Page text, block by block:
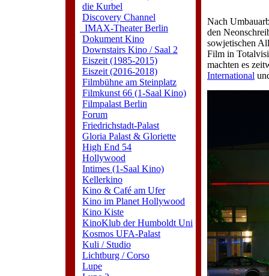
die Kurbel
Discovery Channel
IMAX-Theater Berlin
Dokument Kino
Downstairs Kino / Saal 2
Eiszeit (1985-2015)
Eiszeit (2016-2018)
Filmbühne am Steinplatz
Filmkunst 66 (1-Saal Kino)
Filmpalast Berlin
Forum
Friedrichstadt-Palast
Gloria Palast & Gloriette
High End 54
Hollywood
Intimes (1-Saal Kino)
Kellerkino
Kino & Café am Ufer
Kino im Planet Hollywood
Kino Kiste
KinoKlub der Humboldt Uni
Kosmos UFA-Palast
Kuli / Studio
Lichtburg / Corso
Lupe
Nach
den
sowjetischen
Film in
machten es
International